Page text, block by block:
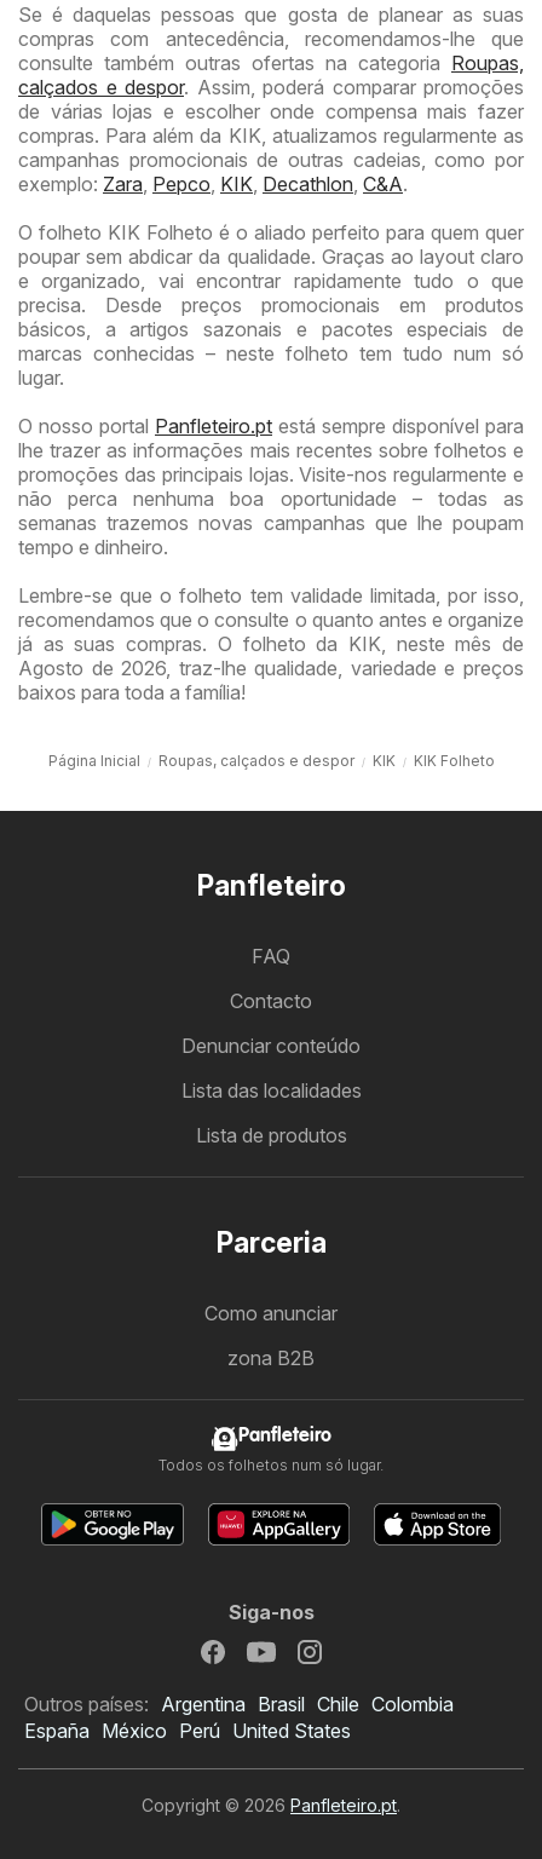
Se é daquelas pessoas que gosta de planear as suas
compras com antecedência, recomendamos-lhe que
consulte também outras ofertas na categoria Roupas,
calçados e despor. Assim, poderá comparar promoções
de várias lojas e escolher onde compensa mais fazer
compras. Para além da KIK, atualizamos regularmente as
campanhas promocionais de outras cadeias, como por
exemplo: Zara Pepco KIK Decathlon C&A.
O folheto KIK Folheto é o aliado perfeito para quem quer
poupar sem abdicar da qualidade. Graças ao layout claro
e organizado, vai encontrar rapidamente tudo o que
precisa. Desde preços promocionais em produtos
básicos, a artigos sazonais e pacotes especiais de
marcas conhecidas – neste folheto tem tudo num só
lugar.
O nosso portal Panfleteiro.pt está sempre disponível para
lhe trazer as informações mais recentes sobre folhetos e
promoções das principais lojas. Visite-nos regularmente e
não perca nenhuma boa oportunidade – todas as
semanas trazemos novas campanhas que lhe poupam
tempo e dinheiro.
Lembre-se que o folheto tem validade limitada, por isso,
recomendamos que o consulte o quanto antes e organize
já as suas compras. O folheto da KIK, neste mês de
Agosto de 2026, traz-lhe qualidade, variedade e preços
baixos para toda a família!
Página Inicial Roupas, calçados e despor KIK KIK Folheto
Panfleteiro
FAQ
Contacto
Denunciar conteúdo
Lista das localidades
Lista de produtos
Parceria
Como anunciar
zona B2B
Panfleteiro
Todos os folhetos num só lugar.
Siga-nos
Outros países: Argentina Brasil Chile Colombia
España México Perú United States
Copyright © 2026 Panfleteiro.pt.